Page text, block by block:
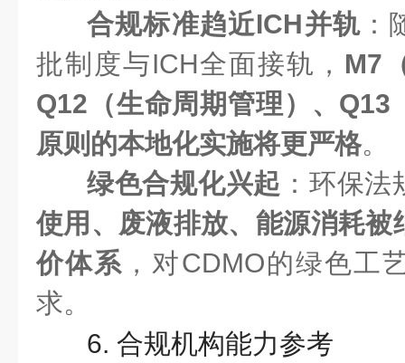
合规标准趋近ICH并轨
批制度与ICH全面接轨， M7
Q12（生命周期管理）、Q13
原则的本地化实施将更严格。
绿色合规化兴起 ：环保
使用、废液排放、能源消耗被
价体系 ，对CDMO的绿色工
求。
6. 合规机构能力参考